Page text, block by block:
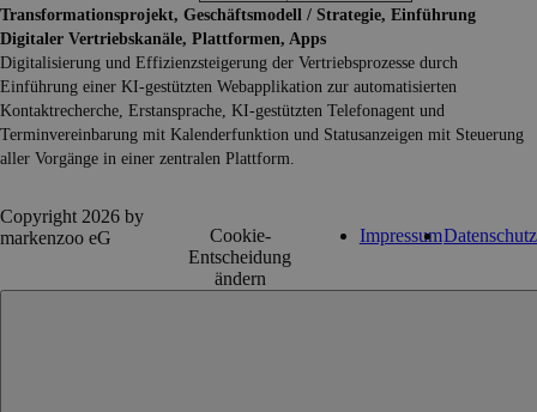
Transformationsprojekt, Geschäftsmodell / Strategie, Einführung
Digitaler Vertriebskanäle, Plattformen, Apps
Digitalisierung und Effizienzsteigerung der Vertriebsprozesse durch
Einführung einer KI-gestützten Webapplikation zur automatisierten
Kontaktrecherche, Erstansprache, KI-gestützten Telefonagent und
Terminvereinbarung mit Kalenderfunktion und Statusanzeigen mit Steuerung
aller Vorgänge in einer zentralen Plattform.
Copyright 2026 by
markenzoo eG
Cookie-
Entscheidung
ändern
ImpressumDatenschutz